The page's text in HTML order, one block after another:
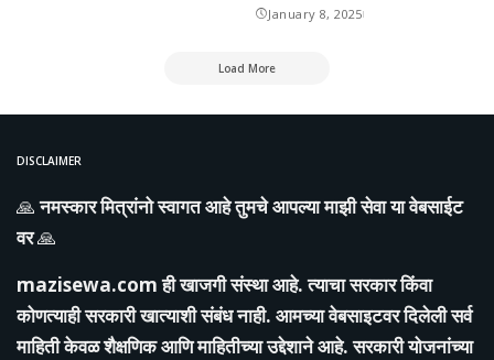
January 8, 2025
Load More
DISCLAIMER
🙏नमस्कार मित्रांनो स्वागत आहे तुमचे आपल्या माझी सेवा या वेबसाईट
वर🙏
mazisewa.comही खाजगी संस्था आहे. त्याचा सरकार किंवा
कोणत्याही सरकारी खात्याशी संबंध नाही. आमच्या वेबसाइटवर दिलेली सर्व
माहिती केवळ शैक्षणिक आणि माहितीच्या उद्देशाने आहे. सरकारी योजनांच्या